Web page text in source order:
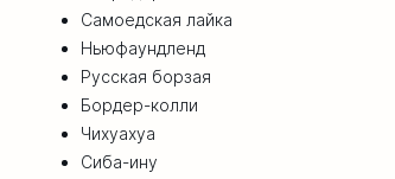
Самоедская лайка
Ньюфаундленд
Русская борзая
Бордер-колли
Чихуахуа
Сиба-ину